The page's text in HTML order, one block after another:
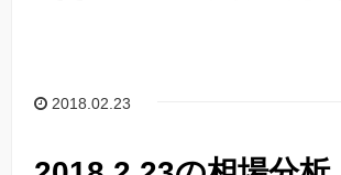
2018.02.23